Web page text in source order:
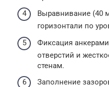
Выравнивание (40
горизонтали по
Фиксация
отверстий и
стенам.
Заполнение